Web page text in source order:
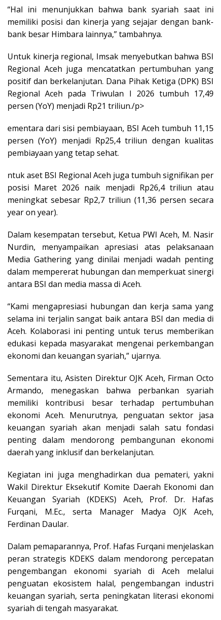
“Hal ini menunjukkan bahwa bank syariah saat ini
memiliki posisi dan kinerja yang sejajar dengan bank-
bank besar Himbara lainnya,” tambahnya.
Untuk kinerja regional, Imsak menyebutkan bahwa BSI
Regional Aceh juga mencatatkan pertumbuhan yang
positif dan berkelanjutan. Dana Pihak Ketiga (DPK) BSI
Regional Aceh pada Triwulan I 2026 tumbuh 17,49
persen (YoY) menjadi Rp21 triliun./p>
ementara dari sisi pembiayaan, BSI Aceh tumbuh 11,15
persen (YoY) menjadi Rp25,4 triliun dengan kualitas
pembiayaan yang tetap sehat.
ntuk aset BSI Regional Aceh juga tumbuh signifikan per
posisi Maret 2026 naik menjadi Rp26,4 triliun atau
meningkat sebesar Rp2,7 triliun (11,36 persen secara
year on year).
Dalam kesempatan tersebut, Ketua PWI Aceh, M. Nasir
Nurdin, menyampaikan apresiasi atas pelaksanaan
Media Gathering yang dinilai menjadi wadah penting
dalam mempererat hubungan dan memperkuat sinergi
antara BSI dan media massa di Aceh.
“Kami mengapresiasi hubungan dan kerja sama yang
selama ini terjalin sangat baik antara BSI dan media di
Aceh. Kolaborasi ini penting untuk terus memberikan
edukasi kepada masyarakat mengenai perkembangan
ekonomi dan keuangan syariah,” ujarnya.
Sementara itu, Asisten Direktur OJK Aceh, Firman Octo
Armando, menegaskan bahwa perbankan syariah
memiliki kontribusi besar terhadap pertumbuhan
ekonomi Aceh. Menurutnya, penguatan sektor jasa
keuangan syariah akan menjadi salah satu fondasi
penting dalam mendorong pembangunan ekonomi
daerah yang inklusif dan berkelanjutan.
Kegiatan ini juga menghadirkan dua pemateri, yakni
Wakil Direktur Eksekutif Komite Daerah Ekonomi dan
Keuangan Syariah (KDEKS) Aceh, Prof. Dr. Hafas
Furqani, M.Ec., serta Manager Madya OJK Aceh,
Ferdinan Daular.
Dalam pemaparannya, Prof. Hafas Furqani menjelaskan
peran strategis KDEKS dalam mendorong percepatan
pengembangan ekonomi syariah di Aceh melalui
penguatan ekosistem halal, pengembangan industri
keuangan syariah, serta peningkatan literasi ekonomi
syariah di tengah masyarakat.